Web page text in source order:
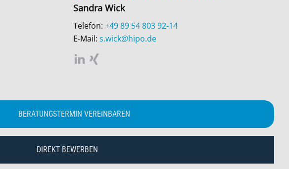
Sandra Wick
Telefon:+49 89 54 803 92-14
E-Mail:s.wick@hipo.de
BERATUNGSTERMIN VEREINBAREN
DIREKT BEWERBEN